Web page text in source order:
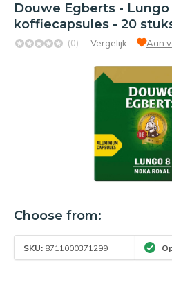
Douwe Egberts - Lungo
koffiecapsules - 20
(0) Vergelijk Aan
Choose from:
SKU: 8711000371299